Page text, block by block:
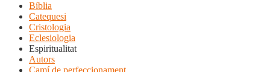
Bíblia
Catequesi
Cristologia
Eclesiologia
Espiritualitat
Autors
Camí de perfeccionament